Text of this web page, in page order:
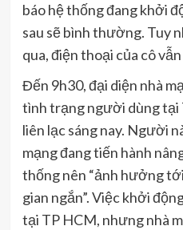
báo hệ thống đang khởi
sau sẽ bình thường. Tuy
qua, điện thoại của cô
Đến 9h30, đại diện nhà
tình trạng người dùng tại
liên lạc sáng nay. Người
mạng đang tiến hành
thống nên “ảnh hưởng
gian ngắn”. Việc khởi
tại TP HCM, nhưng nhà